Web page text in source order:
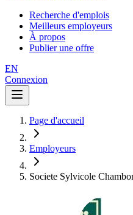
Recherche d'emplois
Meilleurs employeurs
À propos
Publier une offre
EN
Connexion
Page d'accueil
Employeurs
Societe Sylvicole